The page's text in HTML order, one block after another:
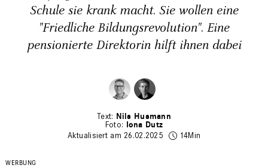
Schule sie krank macht. Sie wollen eine
"Friedliche Bildungsrevolution". Eine
pensionierte Direktorin hilft ihnen dabei
Nils Husmann
Iona Dutz
Aktualisiert am 26.02.2025
14Min